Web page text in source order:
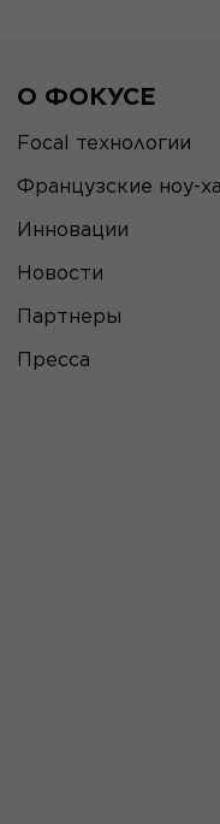
О ФОКУСЕ
Focal технологии
Французские ноу-
Инновации
Новости
Партнеры
Пресса